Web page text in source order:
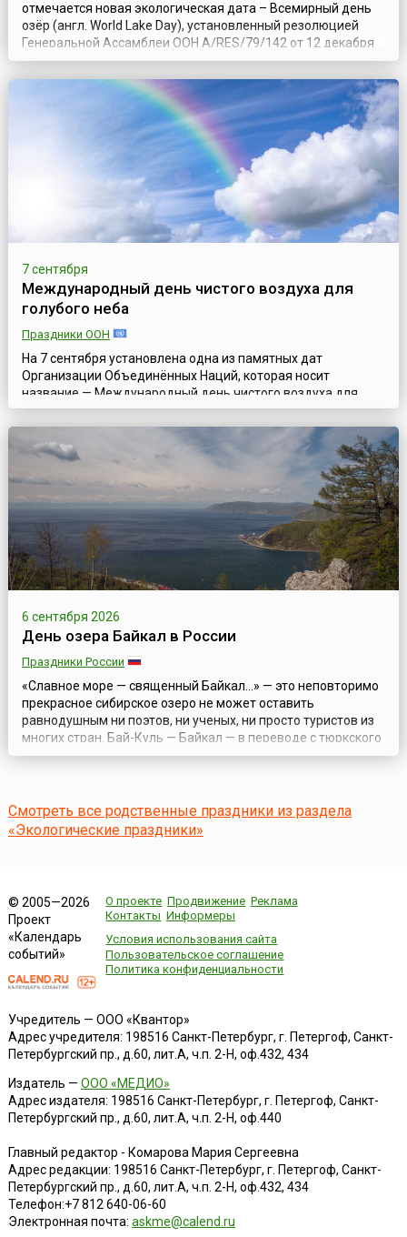
отмечается новая экологическая дата – Всемирный день
озёр (англ. World Lake Day), установленный резолюцией
Генеральной Ассамблеи ООН A/RES/79/142 от 12 декабря
2024 года и посвящённый таким удивительным водным
экосистемам, как озёра, которые играют неоценимую роль
в жизни планеты Земля.По мнению учредителей Дня, эта
международная дата не...
7 сентября
Международный день чистого воздуха для
голубого неба
Праздники ООН
На 7 сентября установлена одна из памятных дат
Организации Объединённых Наций, которая носит
название — Международный день чистого воздуха для
голубого неба (англ. International Day of Clean Air for blue
skies). В 2020 году она отмечалась впервые.Ни для кого не
секрет, что проблема загрязнения окружающей среды уже
давно вошла в число глобальных проблем современности.
Деятельность человека и пр...
6 сентября 2026
День озера Байкал в России
Праздники России
«Славное море — священный Байкал...» — это неповторимо
прекрасное сибирское озеро не может оставить
равнодушным ни поэтов, ни ученых, ни просто туристов из
многих стран. Бай-Куль — Байкал — в переводе с тюркского
«богатое озеро». В целях усиления значимости этого
озера в 1999 году был учр...
Смотреть все родственные праздники из раздела
«Экологические праздники»
© 2005—2026
Проект
«Календарь
событий»
О проекте Продвижение Реклама
Контакты Информеры
Условия использования сайта
Пользовательское соглашение
Политика конфиденциальности
Учредитель — ООО «Квантор»
Адрес учредителя: 198516 Санкт-Петербург, г. Петергоф, Санкт-
Петербургский пр., д.60, лит.А, ч.п. 2-Н, оф.432, 434
Издатель — ООО «МЕДИО»
Адрес издателя: 198516 Санкт-Петербург, г. Петергоф, Санкт-
Петербургский пр., д.60, лит.А, ч.п. 2-Н, оф.440
Главный редактор - Комарова Мария Сергеевна
Адрес редакции: 198516 Санкт-Петербург, г. Петергоф, Санкт-
Петербургский пр., д.60, лит.А, ч.п. 2-Н, оф.432, 434
Телефон:+7 812 640-06-60
Электронная почта: askme@calend.ru